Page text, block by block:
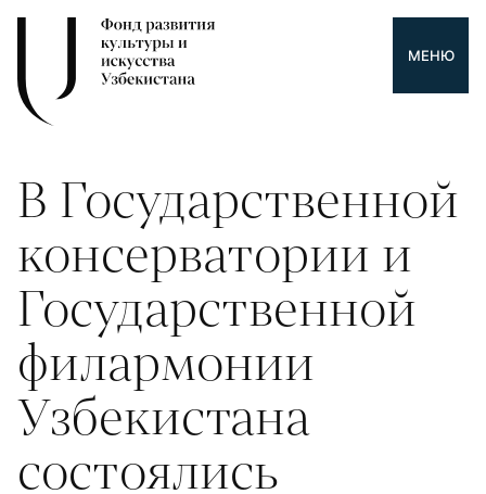
МЕНЮ
В Государственной
консерватории и
Государственной
филармонии
Узбекистана
состоялись